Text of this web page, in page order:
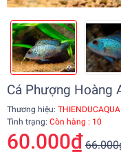
Cá Phượng Hoàng
Thương hiệu:
Tình trạng: Còn hàng : 10
60.000₫